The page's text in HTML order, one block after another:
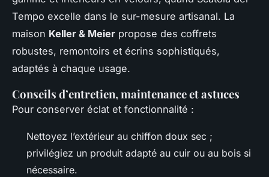
Tempo excelle dans le sur-mesure artisanal. La
maison Keller & Meier propose des coffrets
robustes, remontoirs et écrins sophistiqués,
adaptés à chaque usage.
Conseils d’entretien, maintenance et astuces
Pour conserver éclat et fonctionnalité :
Nettoyez l’extérieur au chiffon doux sec ;
privilégiez un produit adapté au cuir ou au bois si
nécessaire.